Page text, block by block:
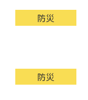
防災
防災